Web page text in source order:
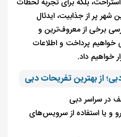
استراحت، بلکه برای تجربه لحظات
پر از جذابیت، ایدئال
برخی از معروف‌ترین و
پرداخت و اطلاعات
خواهیم داد.
از بهترین تفریحات دبی
در سراسر دبی
و یا استفاده از سرویس‌های